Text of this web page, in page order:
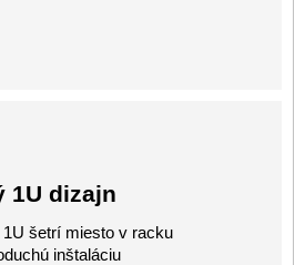
1U dizajn
šetrí miesto v racku
inštaláciu